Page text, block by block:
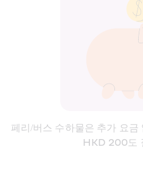
페리/버스 수하물은 추가 요금
HKD 200도